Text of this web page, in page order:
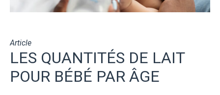
Article
LES QUANTITÉS DE LAIT
POUR BÉBÉ PAR ÂGE